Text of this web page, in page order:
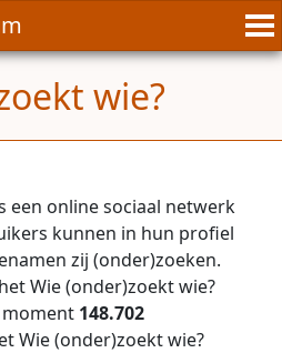
wie?
een online sociaal netwerk
kunnen in hun profiel
zij (onder)zoeken.
Wie (onder)zoekt wie?
148.702
Wie (onder)zoekt wie?